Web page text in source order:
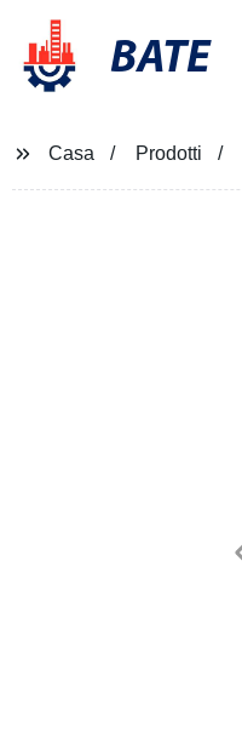
BATE
Casa Prodotti